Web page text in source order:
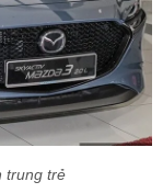
trung trẻ